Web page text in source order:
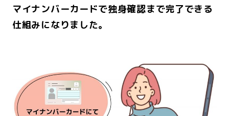
マイナンバーカードで独身確認まで完了できる
仕組みになりました。